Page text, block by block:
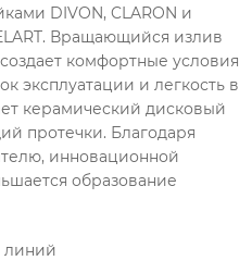
DIVON, CLARON и
Вращающийся излив
комфортные условия
эксплуатации и легкость в
керамический дисковый
протечки. Благодаря
инновационной
образование
линий